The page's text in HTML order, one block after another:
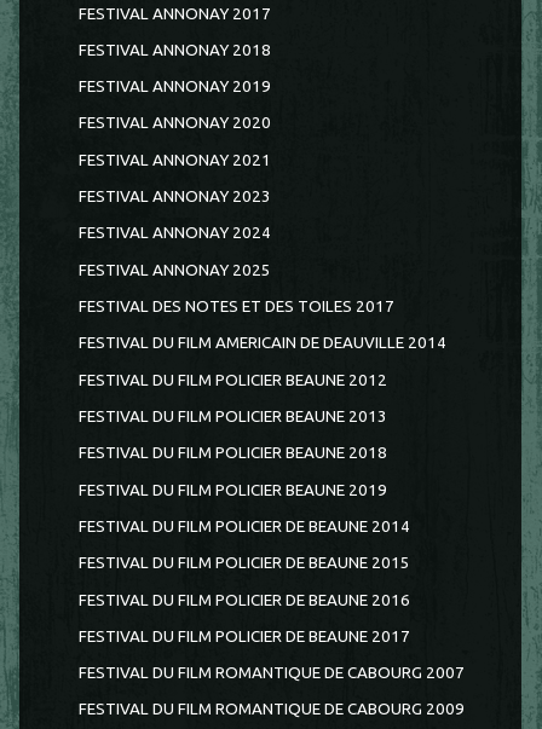
FESTIVAL ANNONAY 2017
FESTIVAL ANNONAY 2018
FESTIVAL ANNONAY 2019
FESTIVAL ANNONAY 2020
FESTIVAL ANNONAY 2021
FESTIVAL ANNONAY 2023
FESTIVAL ANNONAY 2024
FESTIVAL ANNONAY 2025
FESTIVAL DES NOTES ET DES TOILES 2017
FESTIVAL DU FILM AMERICAIN DE DEAUVILLE 2014
FESTIVAL DU FILM POLICIER BEAUNE 2012
FESTIVAL DU FILM POLICIER BEAUNE 2013
FESTIVAL DU FILM POLICIER BEAUNE 2018
FESTIVAL DU FILM POLICIER BEAUNE 2019
FESTIVAL DU FILM POLICIER DE BEAUNE 2014
FESTIVAL DU FILM POLICIER DE BEAUNE 2015
FESTIVAL DU FILM POLICIER DE BEAUNE 2016
FESTIVAL DU FILM POLICIER DE BEAUNE 2017
FESTIVAL DU FILM ROMANTIQUE DE CABOURG 2007
FESTIVAL DU FILM ROMANTIQUE DE CABOURG 2009